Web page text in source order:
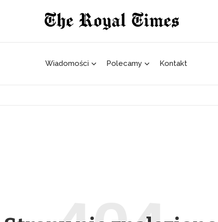
Wiadomości Polecamy Kontakt